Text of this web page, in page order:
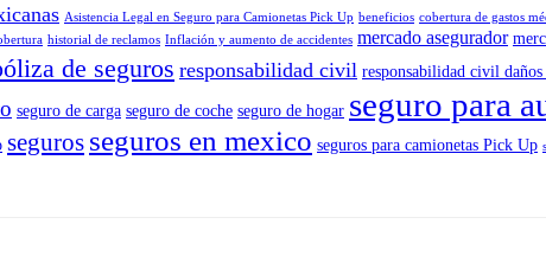
Asistencia Legal en Seguro para Camionetas Pick Up beneficios cobertura de gastos
historial de reclamos Inflación y aumento de accidentes mercado asegurador
de seguros responsabilidad civil responsabilidad civil daños
seguro de carga seguro de coche seguro de hogar seguro para
seguros seguros en mexico seguros para camionetas Pick Up